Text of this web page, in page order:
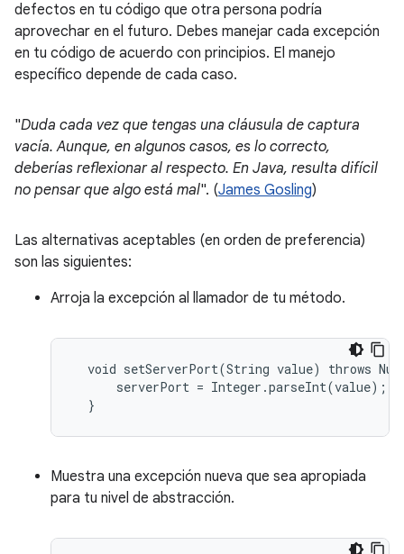
defectos en tu código que otra persona podría
aprovechar en el futuro. Debes manejar cada excepción
en tu código de acuerdo con principios. El manejo
específico depende de cada caso.
"Duda cada vez que tengas una cláusula de captura
vacía. Aunque, en algunos casos, es lo correcto,
deberías reflexionar al respecto. En Java, resulta difícil
no pensar que algo está mal". (James Gosling)
Las alternativas aceptables (en orden de preferencia)
son las siguientes:
Arroja la excepción al llamador de tu método.
void setServerPort(String value) throws
      serverPort = Integer.parseInt(value);
  }
Muestra una excepción nueva que sea apropiada
para tu nivel de abstracción.